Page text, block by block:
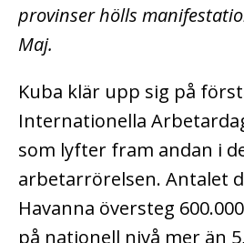
provinser hölls
Maj.
Kuba klär upp sig på
Internationella
som lyfter fram andan i
arbetarrörelsen. Antalet
Havanna översteg
på nationell nivå mer än